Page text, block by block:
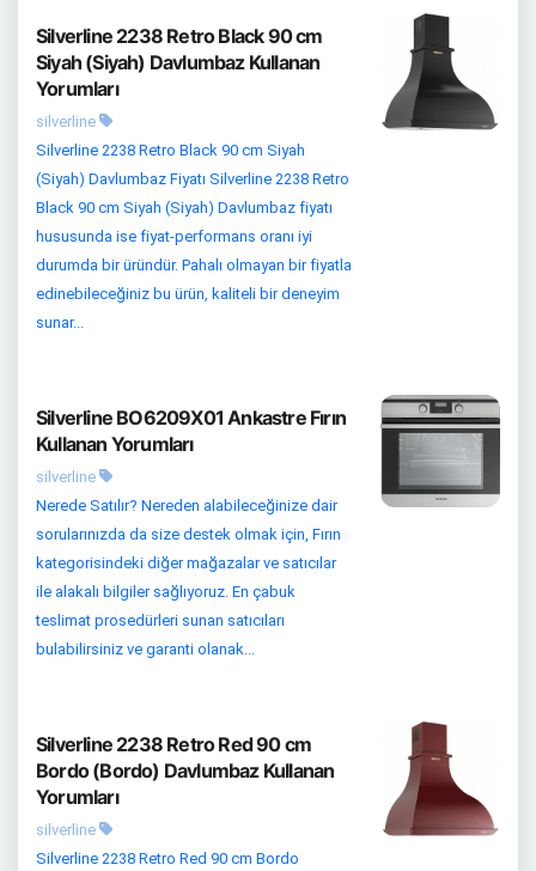
Silverline 2238 Retro Black 90 cm
Siyah (Siyah) Davlumbaz Kullanan
Yorumları
silverline
Silverline 2238 Retro Black 90 cm Siyah
(Siyah) Davlumbaz Fiyatı Silverline 2238 Retro
Black 90 cm Siyah (Siyah) Davlumbaz fiyatı
hususunda ise fiyat-performans oranı iyi
durumda bir üründür. Pahalı olmayan bir fiyatla
edinebileceğiniz bu ürün, kaliteli bir deneyim
sunar...
Silverline BO6209X01 Ankastre Fırın
Kullanan Yorumları
silverline
Nerede Satılır? Nereden alabileceğinize dair
sorularınızda da size destek olmak için, Fırın
kategorisindeki diğer mağazalar ve satıcılar
ile alakalı bilgiler sağlıyoruz. En çabuk
teslimat prosedürleri sunan satıcıları
bulabilirsiniz ve garanti olanak...
Silverline 2238 Retro Red 90 cm
Bordo (Bordo) Davlumbaz Kullanan
Yorumları
silverline
Silverline 2238 Retro Red 90 cm Bordo